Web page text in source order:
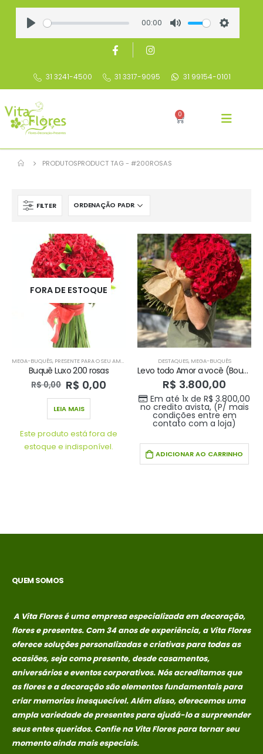
00:00
31 3241-4500 31 3317-9095 31 99154-0101
0
PRODUTOSPRODUCT TAG - #200ROSAS
FILTER
FORA DE ESTOQUE
MEGA-BUQUÊS, PRESENTE PARA O SEU AMOR
Buquê Luxo 200 rosas
R$0,00 R$ 0,00
LEIA MAIS
Este produto está fora de
estoque e indisponível.
DESTAQUES, MEGA-BUQUÊS
Levo todo Amor a você (Bouquê com 200 rosas)
R$ 3.800,00
Em até 1x de R$ 3.800,00
no credito avista, (P/ mais
condições entre em
contato com a loja)
ADICIONAR AO CARRINHO
R$389,00no
entre em
loja)
caixa surpresa You
out of 5
R$689,00
Em até 1x de
R$689,00no
credito avista,
(P/ mais
condições
entre em
R$389,00no
loja)
caixa surpresa You
out of 5
R$689,00
Em até 1x de
R$689,00 no
credito avista,
(P/ mais
condições
QUEM SOMOS
A Vita Flores é uma empresa especializada em decoração,
flores e presentes. Com 34 anos de experiência, a Vita Flores
oferece soluções personalizadas e criativas para todas as
ocasiões, seja como presente, desde casamentos,
aniversários e eventos corporativos. Nós acreditamos que
as flores e a decoração são elementos fundamentais para
criar memoriasinesquecível. Além disso, oferecemos uma
ampla variedade de presentes para ajudá-lo a surpreender
seus entes queridos. Confie na Vita Flores para tornar seu
momento ainda mais especiais.